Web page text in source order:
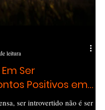
Ser
Positivos em
ser introvertido não é ser
leitura